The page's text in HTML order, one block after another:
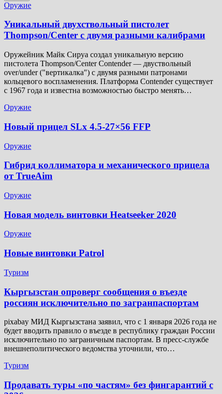
Оружие
Уникальный двухствольный пистолет
Thompson/Center с двумя разными калибрами
Оружейник Майк Сируа создал уникальную версию
пистолета Thompson/Center Contender — двуствольный
over/under ("вертикалка") с двумя разными патронами
кольцевого воспламенения. Платформа Contender существует
с 1967 года и известна возможностью быстро менять…
Оружие
Новый прицел SLx 4.5-27×56 FFP
Оружие
Гибрид коллиматора и механического прицела
от TrueAim
Оружие
Новая модель винтовки Heatseeker 2020
Оружие
Новые винтовки Patrol
Туризм
Кыргызстан опроверг сообщения о въезде
россиян исключительно по загранпаспортам
pixabay МИД Кыргызстана заявил, что с 1 января 2026 года не
будет вводить правило о въезде в республику граждан России
исключительно по заграничным паспортам. В пресс-службе
внешнеполитического ведомства уточнили, что…
Туризм
Продавать туры «по частям» без фингарантий с